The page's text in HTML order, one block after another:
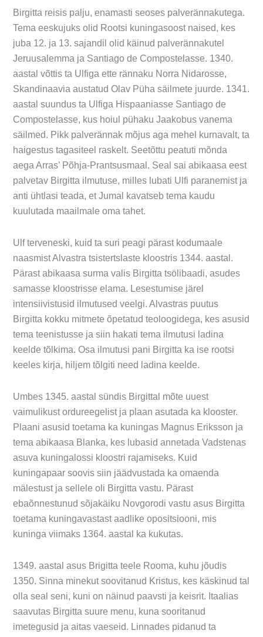
Birgitta reisis palju, enamasti seoses palverännakutega.
Tema eeskujuks olid Rootsi kuningasoost naised, kes
juba 12. ja 13. sajandil olid käinud palverännakutel
Jeruusalemma ja Santiago de Compostelasse. 1340.
aastal võttis ta Ulfiga ette rännaku Norra Nidarosse,
Skandinaavia austatud Olav Püha säilmete juurde. 1341.
aastal suundus ta Ulfiga Hispaaniasse Santiago de
Compostelasse, kus hoiul pühaku Jaakobus vanema
säilmed. Pikk palverännak mõjus aga mehel kurnavalt, ta
haigestus tagasiteel raskelt. Seetõttu peatuti mõnda
aega Arras’ Põhja-Prantsusmaal. Seal sai abikaasa eest
palvetav Birgitta ilmutuse, milles lubati Ulfi paranemist ja
anti ühtlasi teada, et Jumal kavatseb tema kaudu
kuulutada maailmale oma tahet.
Ulf terveneski, kuid ta suri peagi pärast kodumaale
naasmist Alvastra tsistertslaste kloostris 1344. aastal.
Pärast abikaasa surma valis Birgitta tsölibaadi, asudes
samasse kloostrisse elama. Lesestumise järel
intensiivistusid ilmutused veelgi. Alvastras puutus
Birgitta kokku mitmete õpetatud teoloogidega, kes asusid
tema teenistusse ja siin hakati tema ilmutusi ladina
keelde tõlkima. Osa ilmutusi pani Birgitta ka ise rootsi
keeles kirja, hiljem tõlgiti need ladina keelde.
Umbes 1345. aastal sündis Birgittal mõte uuest
vaimulikust ordureegelist ja plaan asutada ka klooster.
Plaani asusid toetama ka kuningas Magnus Eriksson ja
tema abikaasa Blanka, kes lubasid annetada Vadstenas
asuva kuningalossi kloostri rajamiseks. Kuid
kuningapaar soovis siin jäädvustada ka omaenda
mälestust ja sellele oli Birgitta vastu. Pärast
ebaõnnestunud sõjakäiku Novgorodi vastu asus Birgitta
toetama kuningavastast aadlike opositsiooni, mis
kuninga viimaks 1364. aastal ka kukutas.
1349. aastal asus Brigitta teele Rooma, kuhu jõudis
1350. Sinna minekut soovitanud Kristus, kes käskinud tal
olla seal seni, kuni on näinud paavsti ja keisrit. Itaalias
saavutas Birgitta suure menu, kuna sooritanud
imetegusid ja aitas vaeseid. Linnades pidanud ta